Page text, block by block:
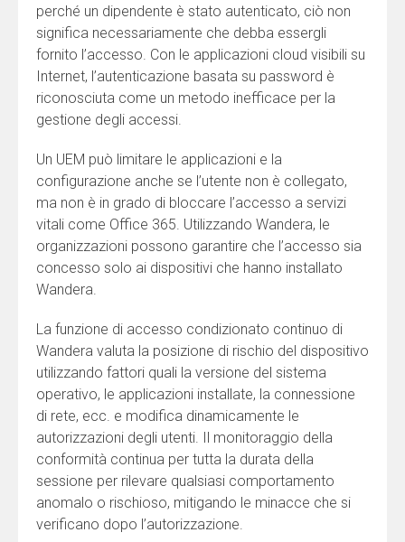
perché un dipendente è stato autenticato, ciò non
significa necessariamente che debba essergli
fornito l’accesso. Con le applicazioni cloud visibili su
Internet, l’autenticazione basata su password è
riconosciuta come un metodo inefficace per la
gestione degli accessi.
Un UEM può limitare le applicazioni e la
configurazione anche se l’utente non è collegato,
ma non è in grado di bloccare l’accesso a servizi
vitali come Office 365. Utilizzando Wandera, le
organizzazioni possono garantire che l’accesso sia
concesso solo ai dispositivi che hanno installato
Wandera.
La funzione di accesso condizionato continuo di
Wandera valuta la posizione di rischio del dispositivo
utilizzando fattori quali la versione del sistema
operativo, le applicazioni installate, la connessione
di rete, ecc. e modifica dinamicamente le
autorizzazioni degli utenti. Il monitoraggio della
conformità continua per tutta la durata della
sessione per rilevare qualsiasi comportamento
anomalo o rischioso, mitigando le minacce che si
verificano dopo l’autorizzazione.